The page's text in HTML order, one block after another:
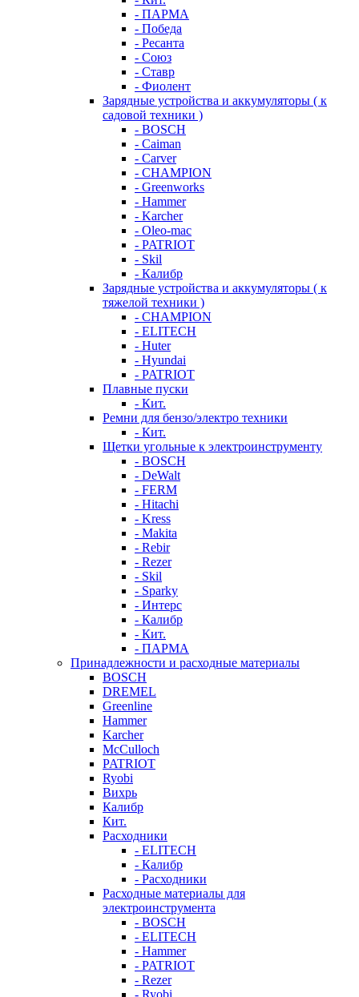
- ПАРМА
- Победа
- Ресанта
- Союз
- Ставр
- Фиолент
Зарядные устройства и аккумуляторы ( к
садовой техники )
- BOSCH
- Caiman
- Carver
- CHAMPION
- Greenworks
- Hammer
- Karcher
- Oleo-mac
- PATRIOT
- Skil
- Калибр
Зарядные устройства и аккумуляторы ( к
тяжелой техники )
- CHAMPION
- ELITECH
- Huter
- Hyundai
- PATRIOT
Плавные пуски
- Кит.
Ремни для бензо/электро техники
- Кит.
Щетки угольные к электроинструменту
- BOSCH
- DeWalt
- FERM
- Hitachi
- Kress
- Makita
- Rebir
- Rezer
- Skil
- Sparky
- Интерс
- Калибр
- Кит.
- ПАРМА
Принадлежности и расходные материалы
BOSCH
DREMEL
Greenline
Hammer
Karcher
McCulloch
PATRIOT
Ryobi
Вихрь
Калибр
Кит.
Расходники
- ELITECH
- Калибр
- Расходники
Расходные материалы для
электроинструмента
- BOSCH
- ELITECH
- Hammer
- PATRIOT
- Rezer
- Ryobi